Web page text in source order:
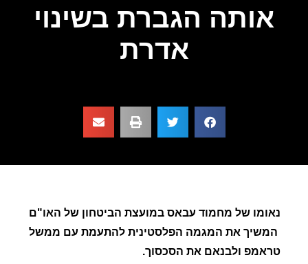
אותה הגברת בשינוי
אדרת
נאומו של מחמוד עבאס במועצת הביטחון של האו"ם
המשיך את המגמה הפלסטינית להתעמת עם ממשל
טראמפ ולבנאם את הסכסוך.